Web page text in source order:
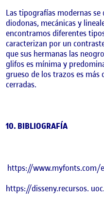
Las tipografías modernas
diodonas, mecánicas y
encontramos diferentes
caracterizan por un
que sus hermanas las
glifos es mínima y
grueso de los trazos es
cerradas.
10. BIBLIOGRAFÍA
https://www.myfonts.com/
https://disseny.recursos.